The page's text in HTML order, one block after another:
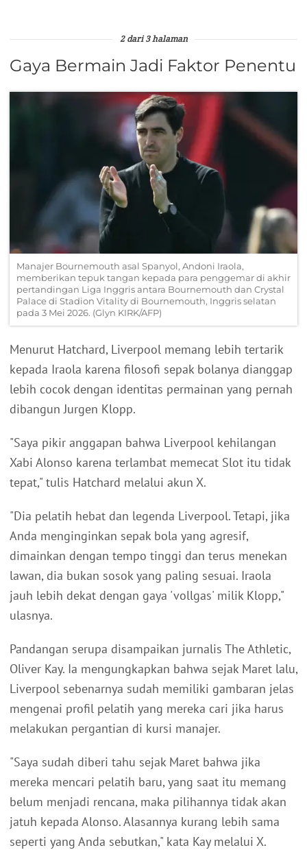
2 dari 3 halaman
Gaya Bermain Jadi Faktor Penentu
Manajer Bournemouth asal Spanyol, Andoni Iraola,
memberikan tepuk tangan kepada para penggemar di akhir
pertandingan Liga Inggris antara Bournemouth dan Crystal
Palace di Stadion Vitality di Bournemouth, Inggris selatan
pada 3 Mei 2026. (Glyn KIRK/AFP)
Menurut Hatchard, Liverpool memang lebih tertarik
kepada Iraola karena filosofi sepak bolanya dianggap
lebih cocok dengan identitas permainan yang pernah
dibangun Jurgen Klopp.
"Saya pikir anggapan bahwa Liverpool kehilangan
Xabi Alonso karena terlambat memecat Slot itu tidak
tepat," tulis Hatchard melalui akun X.
"Dia pelatih hebat dan legenda Liverpool. Tetapi, jika
Anda menginginkan sepak bola yang agresif,
dimainkan dengan tempo tinggi dan terus menekan
lawan, dia bukan sosok yang paling sesuai. Iraola
jauh lebih dekat dengan gaya 'vollgas' milik Klopp,"
ulasnya.
Pandangan serupa disampaikan jurnalis The Athletic,
Oliver Kay. Ia mengungkapkan bahwa sejak Maret lalu,
Liverpool sebenarnya sudah memiliki gambaran jelas
mengenai profil pelatih yang mereka cari jika harus
melakukan pergantian di kursi manajer.
"Saya sudah diberi tahu sejak Maret bahwa jika
mereka mencari pelatih baru, yang saat itu memang
belum menjadi rencana, maka pilihannya tidak akan
jatuh kepada Alonso. Alasannya kurang lebih sama
seperti yang Anda sebutkan," kata Kay melalui X.